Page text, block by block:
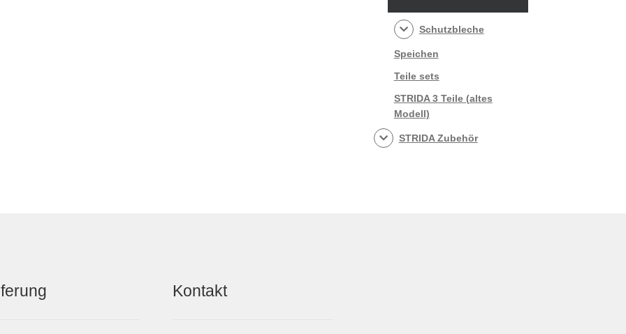
Schutzbleche
Speichen
Teile sets
STRIDA 3 Teile (altes
Modell)
STRIDA Zubehör
Kontakt